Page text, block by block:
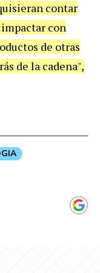
contar
con
de otras
de la cadena",